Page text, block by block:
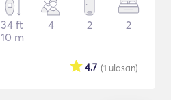
34 ft
10 m
4 2 2
(1 ulasan)
4.7